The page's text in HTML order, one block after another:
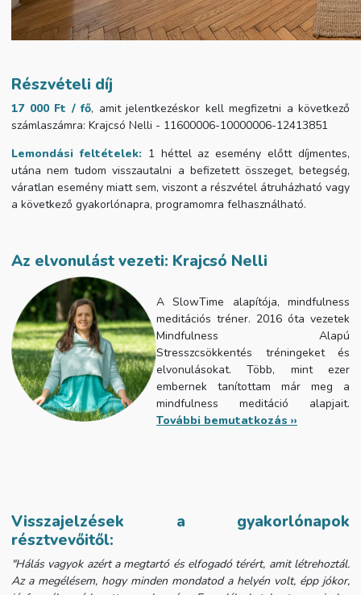
Részvételi díj
17 000 Ft / fő, amit jelentkezéskor kell megfizetni a következő
számlaszámra: Krajcsó Nelli - 11600006-10000006-12413851
Lemondási feltételek: 1 héttel az esemény előtt díjmentes,
utána nem tudom visszautalni a befizetett összeget, betegség,
váratlan esemény miatt sem, viszont a részvétel átruházható vagy
a következő gyakorlónapra, programomra felhasználható.
Az elvonulást vezeti: Krajcsó Nelli
A SlowTime alapítója, mindfulness
meditációs tréner. 2016 óta vezetek
Mindfulness Alapú
Stresszcsökkentés tréningeket és
elvonulásokat. Több, mint ezer
embernek tanítottam már meg a
mindfulness meditáció alapjait.
További bemutatkozás ››
Visszajelzések a gyakorlónapok
résztvevőitől:
"Hálás vagyok azért a megtartó és elfogadó térért, amit létrehoztál.
Az a megélésem, hogy minden mondatod a helyén volt, épp jókor,